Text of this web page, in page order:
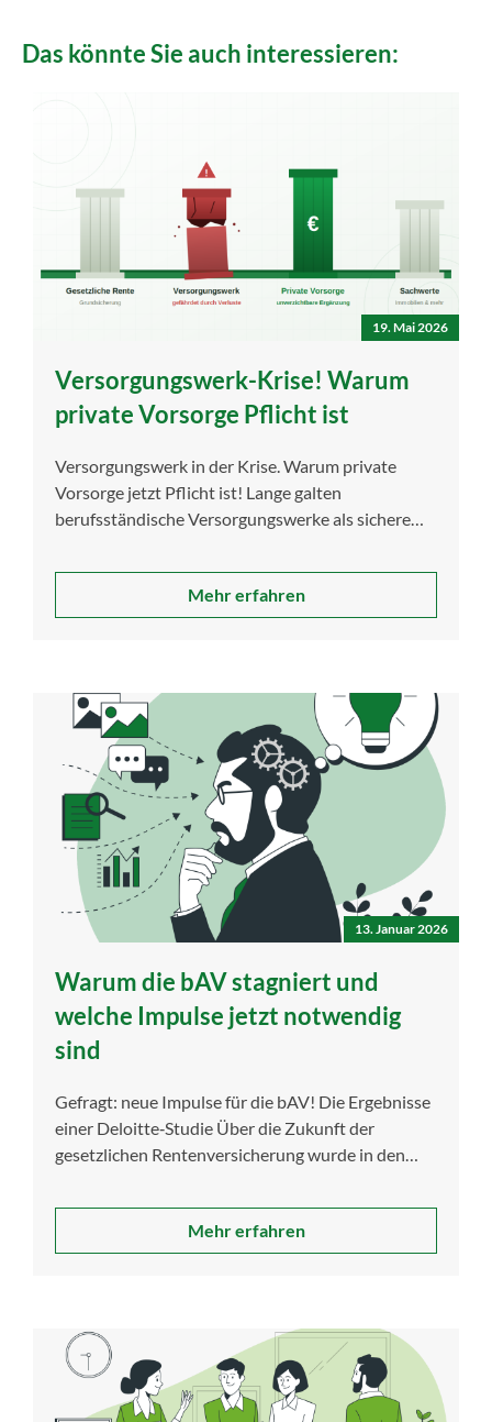
Das könnte Sie auch interessieren:
19. Mai 2026
Versorgungswerk-Krise! Warum
private Vorsorge Pflicht ist
Versorgungswerk in der Krise. Warum private
Vorsorge jetzt Pflicht ist! Lange galten
berufsständische Versorgungswerke als sichere
Mehr erfahren
13. Januar 2026
Warum die bAV stagniert und
welche Impulse jetzt notwendig
sind
Gefragt: neue Impulse für die bAV! Die Ergebnisse
einer Deloitte‑Studie Über die Zukunft der
gesetzlichen Rentenversicherung wurde in den
Mehr erfahren